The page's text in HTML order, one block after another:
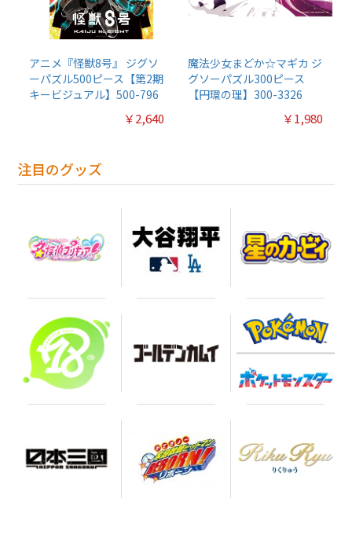
アニメ『怪獣8号』 ジグソ
ーパズル500ピース【第2期
キービジュアル】500-796
￥2,640
魔法少女まどか☆マギカ ジ
グソーパズル300ピース
【円環の理】300-3326
￥1,980
注目のグッズ